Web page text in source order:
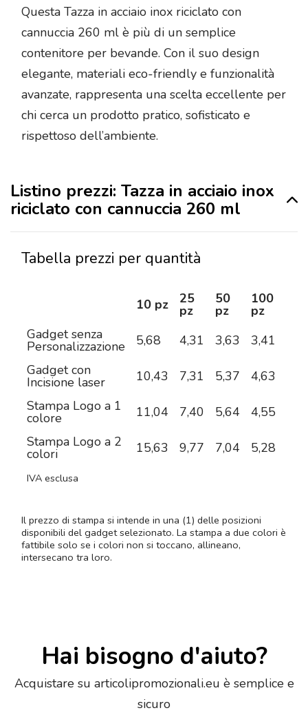
Questa Tazza in acciaio inox riciclato con
cannuccia 260 ml è più di un semplice
contenitore per bevande. Con il suo design
elegante, materiali eco-friendly e funzionalità
avanzate, rappresenta una scelta eccellente per
chi cerca un prodotto pratico, sofisticato e
rispettoso dell’ambiente.
Listino prezzi: Tazza in acciaio inox
riciclato con cannuccia 260 ml
Tabella prezzi per quantità
10 pz 25
pz
50
pz
100
pz
Gadget senza
Personalizzazione 5,68 4,31 3,63 3,41
Gadget con
Incisione laser 10,43 7,31 5,37 4,63
Stampa Logo a 1
colore 11,04 7,40 5,64 4,55
Stampa Logo a 2
colori 15,63 9,77 7,04 5,28
IVA esclusa
Il prezzo di stampa si intende in una (1) delle posizioni
disponibili del gadget selezionato. La stampa a due colori è
fattibile solo se i colori non si toccano, allineano,
intersecano tra loro.
Hai bisogno d'aiuto?
Acquistare su articolipromozionali.eu è semplice e
sicuro